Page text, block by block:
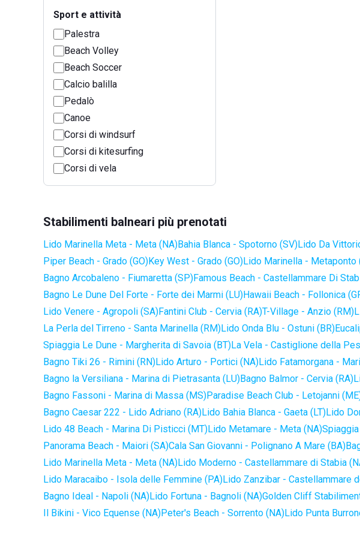
Sport e attività
Palestra
Beach Volley
Beach Soccer
Calcio balilla
Pedalò
Canoe
Corsi di windsurf
Corsi di kitesurfing
Corsi di vela
Stabilimenti balneari più prenotati
Lido Marinella Meta - Meta (NA)Bahia Blanca - Spotorno (SV)Lido Da
Piper Beach - Grado (GO)Key West - Grado (GO)Lido Marinella - Metaponto
Bagno Arcobaleno - Fiumaretta (SP)Famous Beach - Castellammare Di
Bagno Le Dune Del Forte - Forte dei Marmi (LU)Hawaii Beach - Follonica
Lido Venere - Agropoli (SA)Fantini Club - Cervia (RA)T-Village - Anzio (RM)
La Perla del Tirreno - Santa Marinella (RM)Lido Onda Blu - Ostuni (BR)
Spiaggia Le Dune - Margherita di Savoia (BT)La Vela - Castiglione della
Bagno Tiki 26 - Rimini (RN)Lido Arturo - Portici (NA)Lido Fatamorgana -
Bagno la Versiliana - Marina di Pietrasanta (LU)Bagno Balmor - Cervia (RA)
Bagno Fassoni - Marina di Massa (MS)Paradise Beach Club - Letojanni
Bagno Caesar 222 - Lido Adriano (RA)Lido Bahia Blanca - Gaeta (LT)Lido
Lido 48 Beach - Marina Di Pisticci (MT)Lido Metamare - Meta (NA)
Panorama Beach - Maiori (SA)Cala San Giovanni - Polignano A Mare (BA)
Lido Marinella Meta - Meta (NA)Lido Moderno - Castellammare di Stabia
Lido Maracaibo - Isola delle Femmine (PA)Lido Zanzibar - Castellammare
Bagno Ideal - Napoli (NA)Lido Fortuna - Bagnoli (NA)Golden Cliff
Il Bikini - Vico Equense (NA)Peter's Beach - Sorrento (NA)Lido Punta